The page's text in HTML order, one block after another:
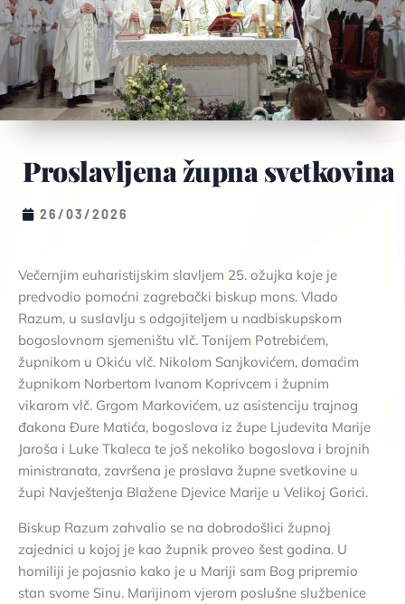
Proslavljena župna svetkovina
26/03/2026
Večernjim euharistijskim slavljem 25. ožujka koje je
predvodio pomoćni zagrebački biskup mons. Vlado
Razum, u suslavlju s odgojiteljem u nadbiskupskom
bogoslovnom sjemeništu vlč. Tonijem Potrebićem,
župnikom u Okiću vlč. Nikolom Sanjkovićem, domaćim
župnikom Norbertom Ivanom Koprivcem i župnim
vikarom vlč. Grgom Markovićem, uz asistenciju trajnog
đakona Đure Matića, bogoslova iz župe Ljudevita Marije
Jaroša i Luke Tkaleca te još nekoliko bogoslova i brojnih
ministranata, završena je proslava župne svetkovine u
župi Navještenja Blažene Djevice Marije u Velikoj Gorici.
Biskup Razum zahvalio se na dobrodošlici župnoj
zajednici u kojoj je kao župnik proveo šest godina. U
homiliji je pojasnio kako je u Mariji sam Bog pripremio
stan svome Sinu. Marijinom vjerom poslušne službenice